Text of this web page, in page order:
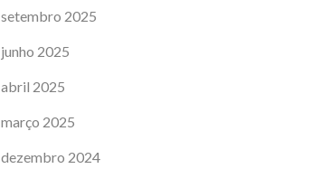
setembro 2025
junho 2025
abril 2025
março 2025
dezembro 2024